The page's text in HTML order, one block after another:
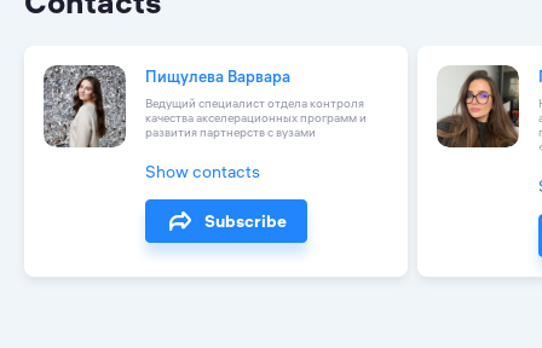
Пищулева Варвара
Ведущий специалист отдела контроля
качества акселерационных программ и
развития партнерств с вузами
Show contacts
Subscribe